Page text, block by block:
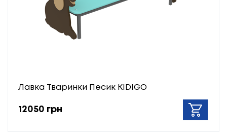
Лавка Тваринки Песик KIDIGO
12050 грн